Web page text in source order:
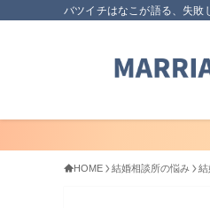
バツイチはなこが語る、失敗
HOME 結婚相談所の悩み 結